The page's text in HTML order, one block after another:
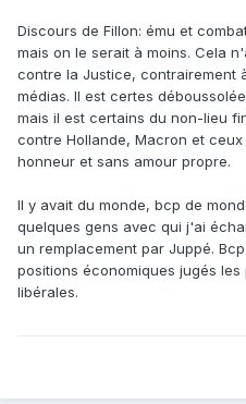
Discours de Fillon: ému et
mais on le serait à moins. Cela
contre la Justice, contrairement
médias. Il est certes
mais il est certains du non-lieu
contre Hollande, Macron et
honneur et sans amour propre.
Il y avait du monde, bcp de
quelques gens avec qui j'ai
un remplacement par Juppé.
positions économiques jugés
libérales.